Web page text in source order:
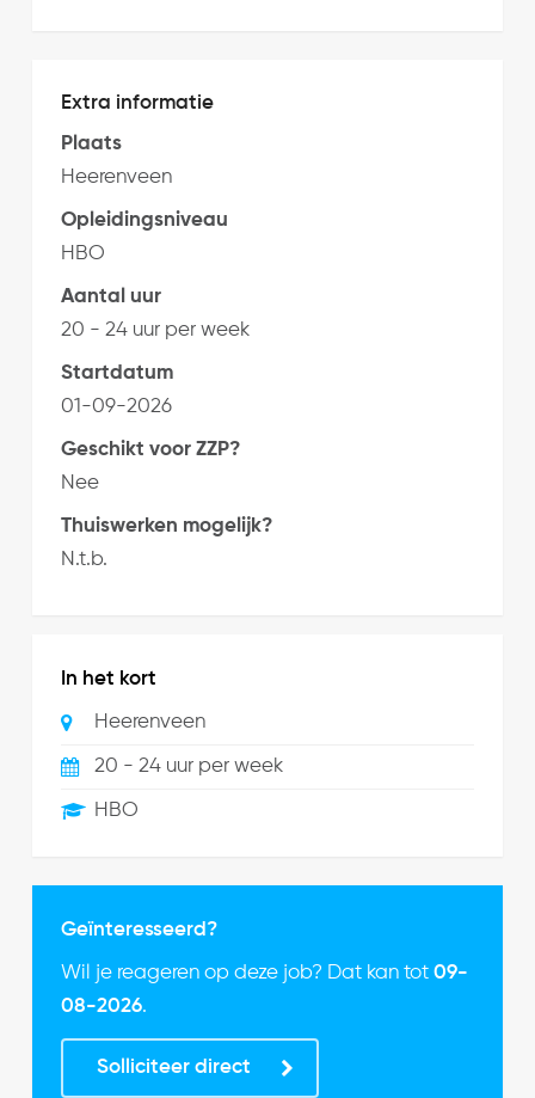
Extra informatie
Plaats
Heerenveen
Opleidingsniveau
HBO
Aantal uur
20 - 24 uur per week
Startdatum
01-09-2026
Geschikt voor ZZP?
Nee
Thuiswerken mogelijk?
N.t.b.
In het kort
Heerenveen
20 - 24 uur per week
HBO
Geïnteresseerd?
Wil je reageren op deze job? Dat kan tot 09-
08-2026.
Solliciteer direct